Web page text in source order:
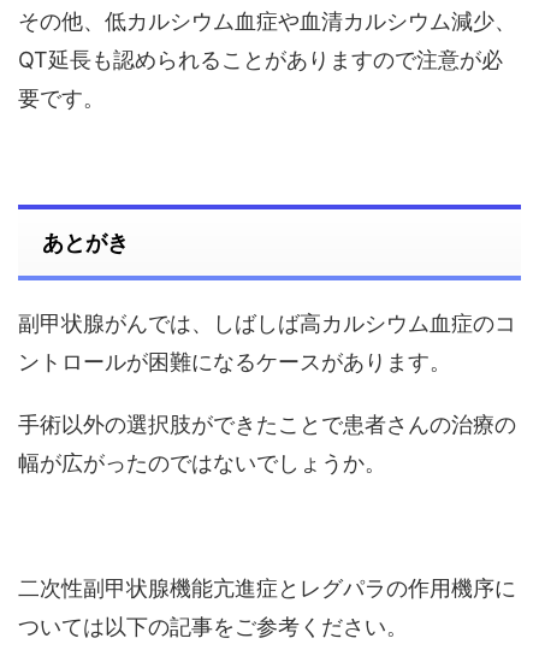
その他、低カルシウム血症や血清カルシウム減少、
QT延長も認められることがありますので注意が必
要です。
あとがき
副甲状腺がんでは、しばしば高カルシウム血症のコ
ントロールが困難になるケースがあります。
手術以外の選択肢ができたことで患者さんの治療の
幅が広がったのではないでしょうか。
二次性副甲状腺機能亢進症とレグパラの作用機序に
ついては以下の記事をご参考ください。